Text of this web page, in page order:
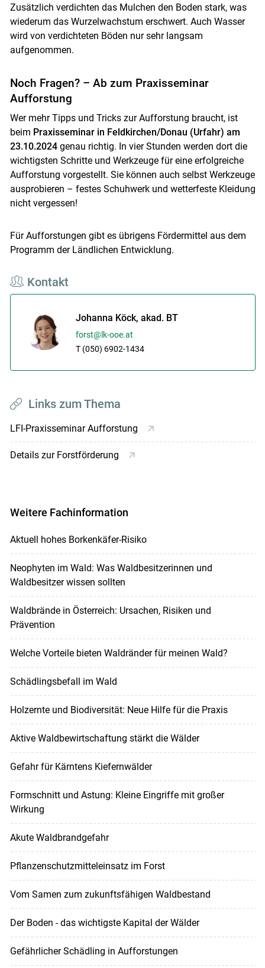
Zusätzlich verdichten das Mulchen den Boden stark, was
wiederum das Wurzelwachstum erschwert. Auch Wasser
wird von verdichteten Böden nur sehr langsam
aufgenommen.
Noch Fragen? – Ab zum Praxisseminar
Aufforstung
Wer mehr Tipps und Tricks zur Aufforstung braucht, ist
beim Praxisseminar in Feldkirchen/Donau (Urfahr) am
23.10.2024 genau richtig. In vier Stunden werden dort die
wichtigsten Schritte und Werkzeuge für eine erfolgreiche
Aufforstung vorgestellt. Sie können auch selbst Werkzeuge
ausprobieren – festes Schuhwerk und wetterfeste Kleidung
nicht vergessen!
Für Aufforstungen gibt es übrigens Fördermittel aus dem
Programm der Ländlichen Entwicklung.
Kontakt
Johanna Köck, akad. BT
forst@lk-ooe.at
T (050) 6902-1434
Links zum Thema
LFI-Praxisseminar Aufforstung
Details zur Forstförderung
Weitere Fachinformation
Aktuell hohes Borkenkäfer-Risiko
Neophyten im Wald: Was Waldbesitzerinnen und
Waldbesitzer wissen sollten
Waldbrände in Österreich: Ursachen, Risiken und
Prävention
Welche Vorteile bieten Waldränder für meinen Wald?
Schädlingsbefall im Wald
Holzernte und Biodiversität: Neue Hilfe für die Praxis
Aktive Waldbewirtschaftung stärkt die Wälder
Gefahr für Kärntens Kiefernwälder
Formschnitt und Astung: Kleine Eingriffe mit großer
Wirkung
Akute Waldbrandgefahr
Pflanzenschutzmitteleinsatz im Forst
Vom Samen zum zukunftsfähigen Waldbestand
Der Boden - das wichtigste Kapital der Wälder
Gefährlicher Schädling in Aufforstungen